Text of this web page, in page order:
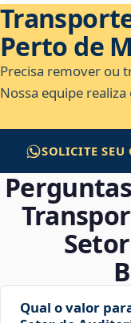
Perto de
Precisa remover ou
Nossa equipe
SOLICITE SEU
Qual o valor